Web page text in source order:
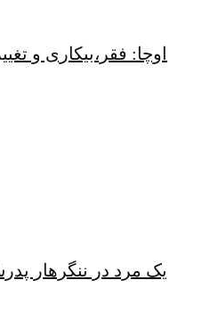
اوچا: فقر،بیکاری و
یک مرد در ننگرهار